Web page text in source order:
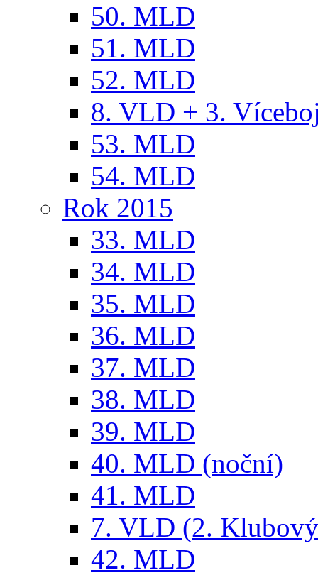
50. MLD
51. MLD
52. MLD
8. VLD + 3.
53. MLD
54. MLD
Rok 2015
33. MLD
34. MLD
35. MLD
36. MLD
37. MLD
38. MLD
39. MLD
40. MLD (noční)
41. MLD
7. VLD (2.
42. MLD